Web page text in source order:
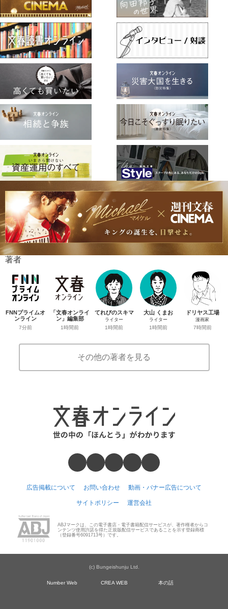
著者
FNNプライムオ
ンライン
7分前
「文春オンライ
ン」編集部
1時間前
てれびのスキマ
ライター
1時間前
大山 くまお
ライター
1時間前
ドリヤス工場
漫画家
7時間前
その他の著者を見る
広告掲載について お問い合わせ 動画・バナー広告について
サイトポリシー 運営会社
ABJマークは、この電子書店・電子書籍配信サービスが、著作権者からコ
ンテンツ使用許諾を得た正規版配信サービスであることを示す登録商標
（登録番号6091713号）です。
(c) Bungeishunju Ltd.
Number Web CREA WEB 本の話